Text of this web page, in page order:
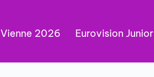
Vienne 2026 Eurovision Junior